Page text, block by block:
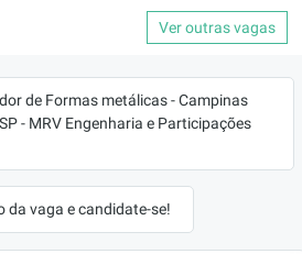
Ver outras vagas
de Formas metálicas - Campinas
- MRV Engenharia e Participações
da vaga e candidate-se!